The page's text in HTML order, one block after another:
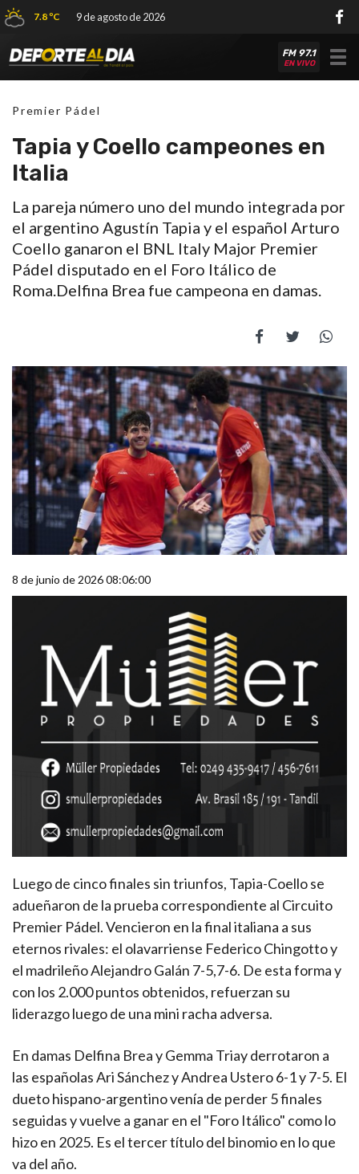
7.8 ºC 9 de agosto de 2026
FM 97.1
EN VIVO
Premier Pádel
Tapia y Coello campeones en
Italia
La pareja número uno del mundo integrada por
el argentino Agustín Tapia y el español Arturo
Coello ganaron el BNL Italy Major Premier
Pádel disputado en el Foro Itálico de
Roma.Delfina Brea fue campeona en damas.
8 de junio de 2026 08:06:00
Luego de cinco finales sin triunfos, Tapia-Coello se
adueñaron de la prueba correspondiente al Circuito
Premier Pádel. Vencieron en la final italiana a sus
eternos rivales: el olavarriense Federico Chingotto y
el madrileño Alejandro Galán 7-5,7-6. De esta forma y
con los 2.000 puntos obtenidos, refuerzan su
liderazgo luego de una mini racha adversa.
En damas Delfina Brea y Gemma Triay derrotaron a
las españolas Ari Sánchez y Andrea Ustero 6-1 y 7-5. El
dueto hispano-argentino venía de perder 5 finales
seguidas y vuelve a ganar en el "Foro Itálico" como lo
hizo en 2025. Es el tercer título del binomio en lo que
va del año.